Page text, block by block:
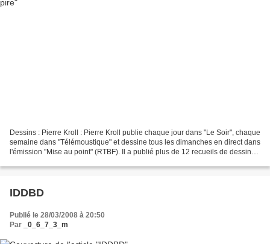
Dessins : Pierre Kroll : Pierre Kroll publie chaque jour dans "Le Soir", chaque
semaine dans "Télémoustique" et dessine tous les dimanches en direct dans
l'émission "Mise au point" (RTBF). Il a publié plus de 12 recueils de dessins
IDDBD
Publié le 28/03/2008 à 20:50
Par
_0_6_7_3_m